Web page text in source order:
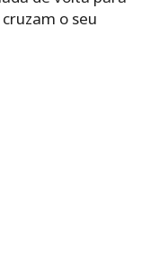
o seu